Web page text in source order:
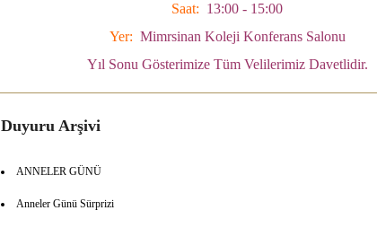
Saat: 13:00 - 15:00
Yer: Mimrsinan Koleji Konferans Salonu
Yıl Sonu Gösterimize Tüm Velilerimiz Davetlidir.
Duyuru Arşivi
ANNELER GÜNÜ
Anneler Günü Sürprizi